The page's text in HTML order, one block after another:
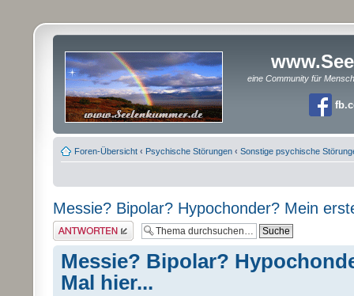
eine Community für
Foren-Übersicht ‹ Psychische Störungen ‹ Sonstige psychische
Messie? Bipolar? Hypochonder? Mein
Antwort erstellen
Messie? Bipolar?
Mal hier...